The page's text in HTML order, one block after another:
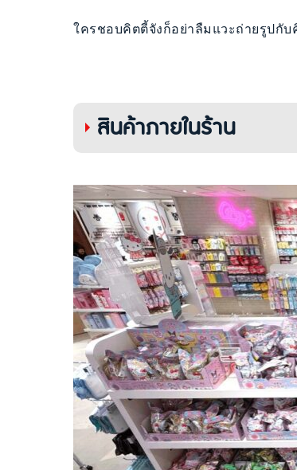
ใครชอบคิตตี้จังก็อย่าลืมแวะถ่ายรูปกั
สินค้าภายในร้าน